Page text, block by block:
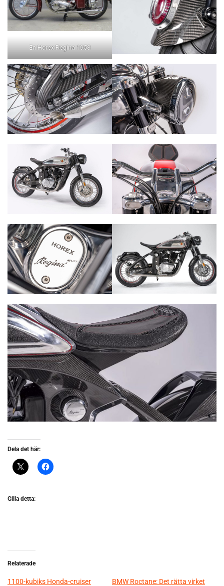
En Horex Regina 1953
Dela det här:
Gilla detta:
Relaterade
1100-kubiks Honda-cruiser
BMW Roctane: Det rätta virket